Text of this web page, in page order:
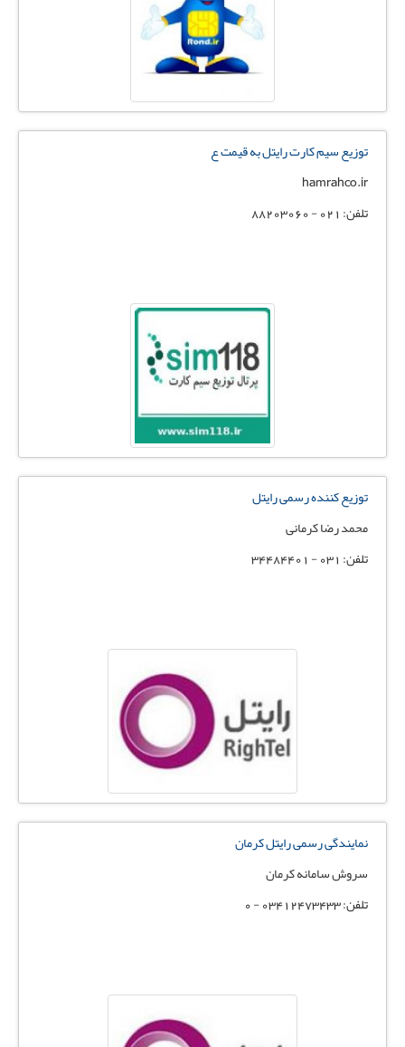
توزیع سیم کارت رایتل به قیمت ع
hamrahco.ir
تلفن: 021 - 88203060
توزیع کننده رسمی رایتل
محمد رضا کرمانی
تلفن: 031 - 34484401
نمایندگی رسمی رایتل کرمان
سروش سامانه کرمان
تلفن: 03412473433 - 0